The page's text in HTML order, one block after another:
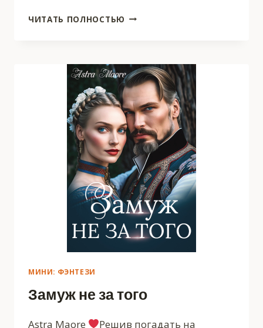
ЧИТАТЬ ПОЛНОСТЬЮ ЕГО
МИНИ: ФЭНТЕЗИ
Замуж не за того
Astra Maore Решив погадать на